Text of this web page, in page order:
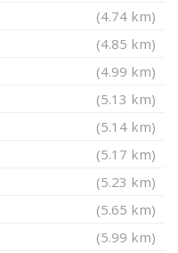
(4.74 km)
(4.85 km)
(4.99 km)
(5.13 km)
(5.14 km)
(5.17 km)
(5.23 km)
(5.65 km)
(5.99 km)